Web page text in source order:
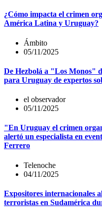
¿Cómo impacta el crimen
América Latina y Uruguay?
Ámbito
05/11/2025
De Hezbolá a "Los Monos"
para Uruguay de expertos
el observador
05/11/2025
"En Uruguay el crimen
alertó un especialista en
Ferrero
Telenoche
04/11/2025
Expositores internacionales
terroristas en Sudamérica